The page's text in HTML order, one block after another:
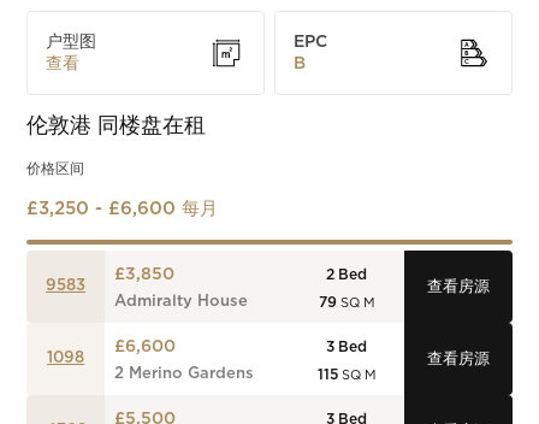
户型图
查看
EPC
B
伦敦港 同楼盘在租
价格区间
£3,250 - £6,600 每月
9583
£3,850
Admiralty House
2 Bed
79 SQ M
查看房源
1098
£6,600
2 Merino Gardens
3 Bed
115 SQ M
查看房源
£5,500 3 Bed